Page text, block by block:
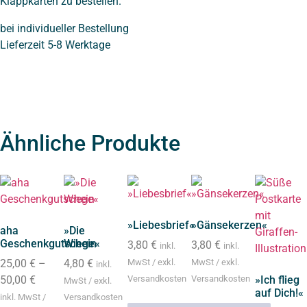
bei individueller Bestellung
Lieferzeit 5-8 Werktage
Ähnliche Produkte
aha
Geschenkgutschein
25,00 € –
50,00 €
inkl. MwSt /
»Die
Wiege«
4,80 € inkl.
MwSt / exkl.
Versandkosten
»Liebesbrief«
3,80 € inkl.
MwSt / exkl.
Versandkosten
»Gänsekerzen«
3,80 € inkl.
MwSt / exkl.
Versandkosten »Ich flieg
auf Dich!«